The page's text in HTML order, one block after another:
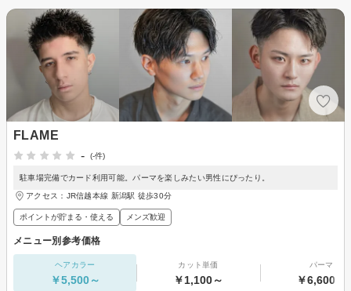
FLAME
-
(-件)
駐車場完備でカード利用可能。パーマを楽しみたい男性にぴったり。
アクセス：JR信越本線 新潟駅 徒歩30分
ポイントが貯まる・使える メンズ歓迎
メニュー別参考価格
ヘアカラー
￥5,500～
カット単価
￥1,100～
パーマ
￥6,600～